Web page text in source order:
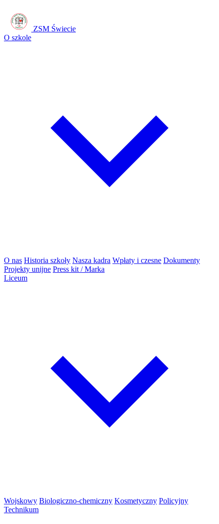
ZSM Świecie
O szkole
O nas Historia szkoły Nasza kadra Wpłaty i czesne Dokumenty
Projekty unijne Press kit / Marka
Liceum
Wojskowy Biologiczno-chemiczny Kosmetyczny Policyjny
Technikum